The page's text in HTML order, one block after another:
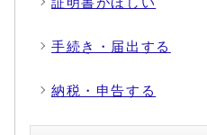
手続き・届出する
納税・申告する